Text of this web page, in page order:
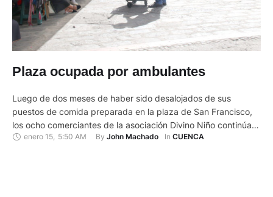
Plaza ocupada por ambulantes
Luego de dos meses de haber sido desalojados de sus
puestos de comida preparada en la plaza de San Francisco,
los ocho comerciantes de la asociación Divino Niño continúan
sin ejercer su trabajo y a la espera de que la Corte Provincial
enero 15 5:50 AM By John Machado In CUENCA